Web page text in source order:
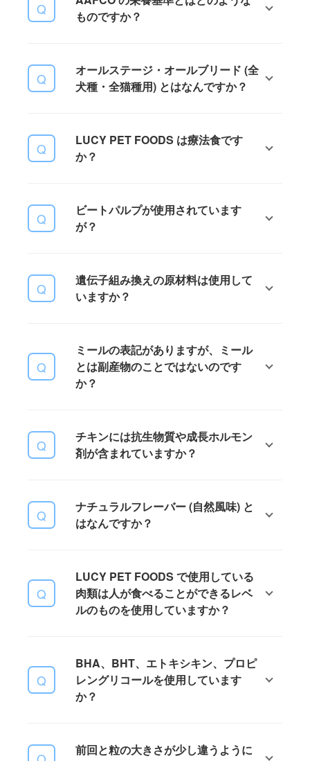
ものですか？
American Feed Control Officials の略
称で、日本では米国飼料検査官協会
矜持などに関するガイドラインを作
っています。日本のペットフード公
養基準を採用しています。
オールステージ・オールブリード (全
犬種・全猫種用) とはなんですか？
与えて頂くことができるフードのこ
とです。年齢や活動量、体質によっ
AAFCO (米国飼料検査官協会) の定め
る子犬、子猫から老犬、老猫までの
LUCY PET FOODS は療法食です
か？
ておらず、療法食ではございませ
ん。特定の病状については、獣医師
ビートパルプが使用されています
が？
は有害なもの」と誤った解釈をされ
ていますが、 ビートパルプは砂糖大
内環境を整える効果があります。有
害物質は含まれておらず、むしろ健
康維持に役立つ安全な原料です。
遺伝子組み換えの原材料は使用して
いますか？
しておりません。
ミールの表記がありますが、ミール
とは副産物のことではないのです
か？
かと思いますが、ラムミールやチキ
ンミール等、特定の種が明記されて
水分を取り除き、粉状にし、栄養吸
収が高くなるように加工された肉の
チキンには抗生物質や成長ホルモン
剤が含まれていますか？
るので、全ての原材料のロットや農
場を追跡し、抗生物質や人工成長ホ
ナチュラルフレーバー (自然風味) と
はなんですか？
ナチュラルフレーバー (自然風味) と
は、原材料に含まれる肉類 (ダック、
サーモン、チキン等) を粉末にしたも
しています。
LUCY PET FOODS で使用している
肉類は人が食べることができるレベ
ルのものを使用していますか？
肉類はすべて米国農務省 (USDA) の
人間の食肉基準を GradeA (標準的な
柔らかさで、一般的に食されている
より頭、足、腸は含んでおりませ
BHA、BHT、エトキシキン、プロピ
レングリコールを使用しています
か？
せん。
前回と粒の大きさが少し違うように